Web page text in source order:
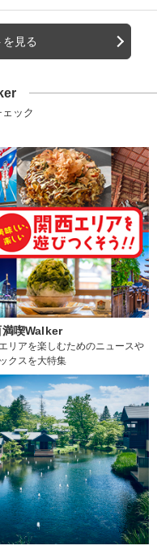
見る
ック
満喫Walker
リアを楽しむためのニュースや
クスを大特集